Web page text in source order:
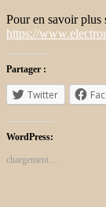
Pour en savoir plus
https://
Partager :
Twitter
WordPress:
chargement…